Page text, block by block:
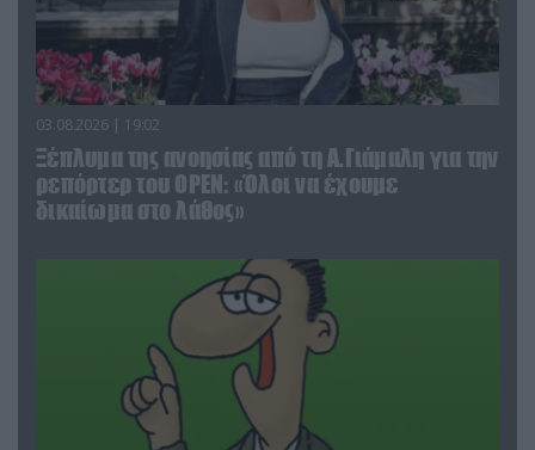
03.08.2026 | 19:02
Ξέπλυμα της ανοησίας από τη Α.Γιάμαλη για την
ρεπόρτερ του ΟΡΕΝ: «Όλοι να έχουμε
δικαίωμα στο λάθος»